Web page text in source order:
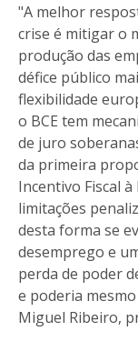
"A melhor
crise é mitigar o
produção das
défice público
flexibilidade
o BCE tem
de juro
da primeira
Incentivo Fiscal
limitações
desta forma se
desemprego e
perda de poder
e poderia
Miguel Ribeiro,